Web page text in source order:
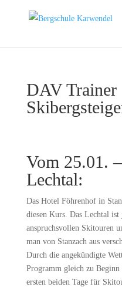
DAV Trainer
Vom 25.01.
Lechtal:
Das Hotel Föhrenhof in
diesen Kurs. Das Lechtal ist
anspruchsvollen Skitouren
man von Stanzach aus
Durch die angekündigte
Programm gleich zu
ersten beiden Tage für